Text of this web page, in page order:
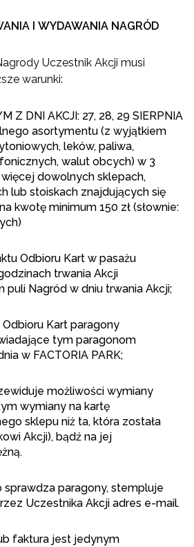
I WYDAWANIA NAGRÓD
Uczestnik Akcji musi
warunki:
Z DNI AKCJI: 27, 28, 29 SIERPNIA
asortymentu (z wyjątkiem
leków, paliwa,
walut obcych) w 3
dowolnych sklepach,
lub stoiskach znajdujących się
kwotę minimum 150 zł (słownie:
Odbioru Kart w pasażu
trwania Akcji
Nagród w dniu trwania Akcji;
Kart paragony
tym paragonom
w FACTORIA PARK;
możliwości wymiany
wymiany na kartę
sklepu niż ta, która została
Akcji), bądź na jej
sprawdza paragony, stempluje
Uczestnika Akcji adres e-mail.
faktura jest jedynym